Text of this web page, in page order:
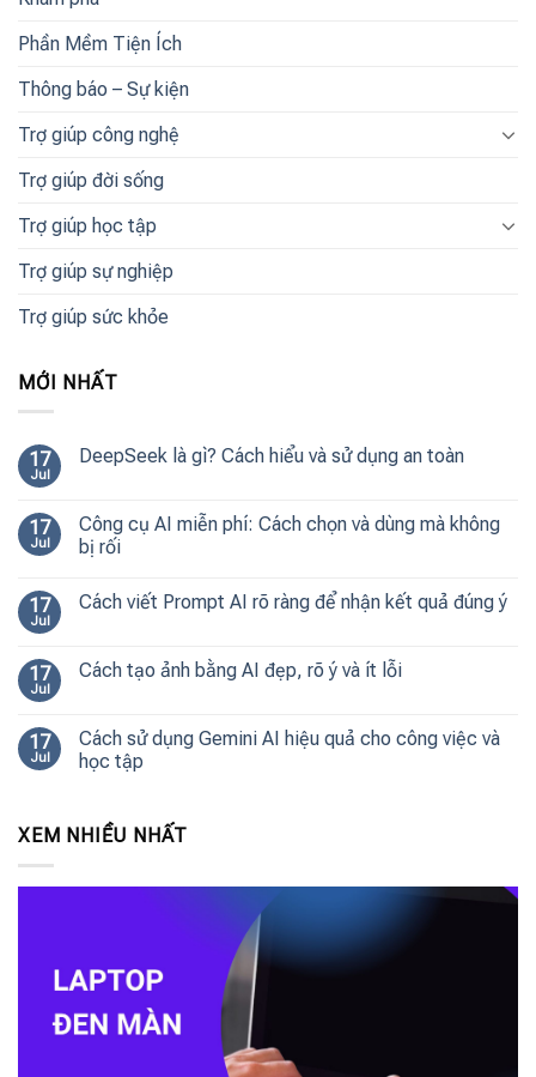
Phần Mềm Tiện Ích
Thông báo – Sự kiện
Trợ giúp công nghệ
Trợ giúp đời sống
Trợ giúp học tập
Trợ giúp sự nghiệp
Trợ giúp sức khỏe
MỚI NHẤT
17
Jul
DeepSeek là gì? Cách hiểu và sử dụng an toàn
17
Jul
Công cụ AI miễn phí: Cách chọn và dùng mà không
bị rối
17
Jul
Cách viết Prompt AI rõ ràng để nhận kết quả đúng ý
17
Jul
Cách tạo ảnh bằng AI đẹp, rõ ý và ít lỗi
17
Jul
Cách sử dụng Gemini AI hiệu quả cho công việc và
học tập
XEM NHIỀU NHẤT